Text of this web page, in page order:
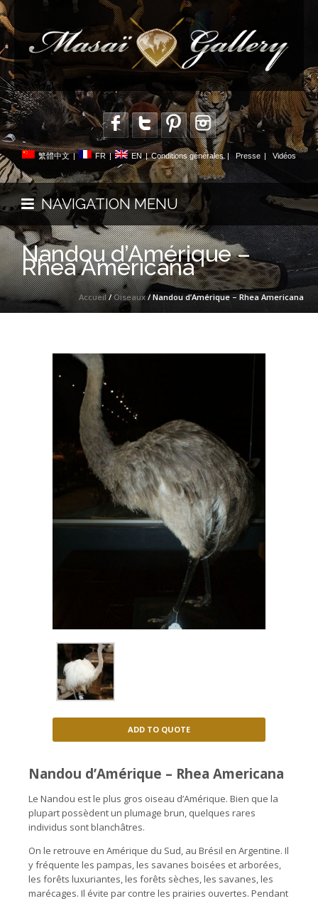
繁體中文 | FR | EN | Conditions générales Presse Vidéos
NAVIGATION MENU
Nandou d’Amérique –
Rhea Americana
Accueil/Oiseaux/ Nandou d’Amérique – Rhea Americana
ADD TO QUOTE
Nandou d’Amérique – Rhea Americana
Le Nandou est le plus gros oiseau d’Amérique. Bien que la
plupart possèdent un plumage brun, quelques rares
individus sont blanchâtres.
On le retrouve en Amérique du Sud, au Brésil en Argentine. Il
y fréquente les pampas, les savanes boisées et arborées,
les forêts luxuriantes, les forêts sèches, les savanes, les
marécages. Il évite par contre les prairies ouvertes. Pendant